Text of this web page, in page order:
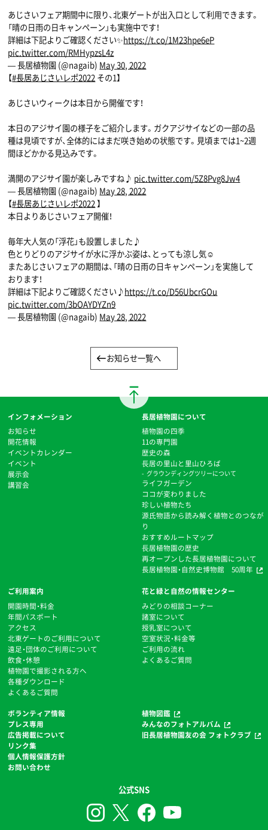
あじさいフェア期間中に限り、北東ゲートが出入口として利用できます。
「晴の日雨の日キャンペーン」も実施中です！
詳細は下記よりご確認ください✨https://t.co/1M23hpe6eP
pic.twitter.com/RMHypzsL4z
— 長居植物園 (@nagaib) May 30, 2022
【#長居あじさいレポ2022 その1】
あじさいウィークは本日から開催です！
本日のアジサイ園の様子をご紹介します。ガクアジサイなどの一部の品
種は見頃ですが、全体的にはまだ咲き始めの状態です。見頃までは1~2週
間ほどかかる見込みです。
満開のアジサイ園が楽しみですね♪ pic.twitter.com/5Z8Pvg8Jw4
— 長居植物園 (@nagaib) May 28, 2022
【#長居あじさいレポ2022】
本日よりあじさいフェア開催！
毎年大人気の「浮花」も設置しました♪
色とりどりのアジサイが水に浮かぶ姿は、とっても涼し気☺
またあじさいフェアの期間は、「晴の日雨の日キャンペーン」を実施して
おります！
詳細は下記よりご確認ください♪ https://t.co/D56UbcrGOu
pic.twitter.com/3bOAYDYZn9
— 長居植物園 (@nagaib) May 28, 2022
お知らせ一覧へ
インフォメーション
お知らせ
開花情報
イベントカレンダー
イベント
展示会
講習会
長居植物園について
植物園の四季
11の専門園
歴史の森
⻑居の里山と里山ひろば
グラウンディングツリーについて
ライフガーデン
ココが変わりました
珍しい植物たち
源氏物語から読み解く植物とのつなが
り
おすすめルートマップ
⻑居植物園の歴史
再オープンした長居植物園について
長居植物園・自然史博物館 50周年
ご利用案内
開園時間・料金
年間パスポート
アクセス
北東ゲートのご利用について
遠足・団体のご利用について
飲食・休憩
植物園で撮影される方へ
各種ダウンロード
よくあるご質問
花と緑と自然の情報センター
みどりの相談コーナー
諸室について
授乳室について
空室状況・料金等
ご利用の流れ
よくあるご質問
ボランティア情報
プレス専用
広告掲載について
リンク集
個人情報保護方針
お問い合わせ
植物図鑑
みんなのフォトアルバム
旧長居植物園友の会 フォトクラブ
公式SNS